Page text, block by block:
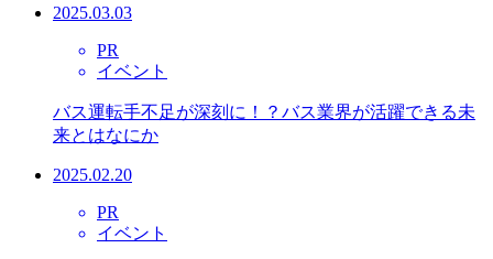
2025.03.03
PR
イベント
バス運転手不足が深刻に！？バス業界が活躍できる未
来とはなにか
2025.02.20
PR
イベント